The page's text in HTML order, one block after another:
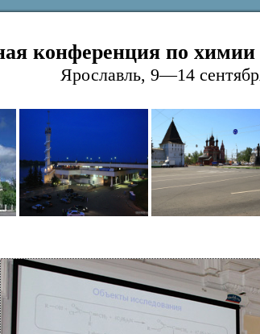
конференция по
Ярославль, 9—14